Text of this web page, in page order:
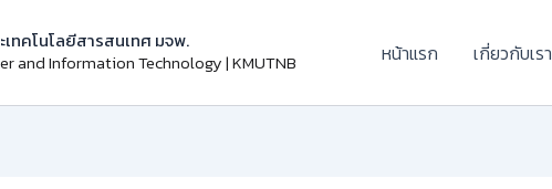
ทคโนโลยีสารสนเทศ มจพ.
and Information Technology | KMUTNB
หน้าแรก เกี่ยวกับเรา